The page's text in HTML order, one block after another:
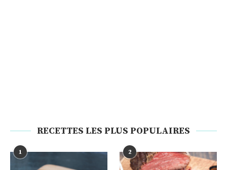
RECETTES LES PLUS POPULAIRES
1 2